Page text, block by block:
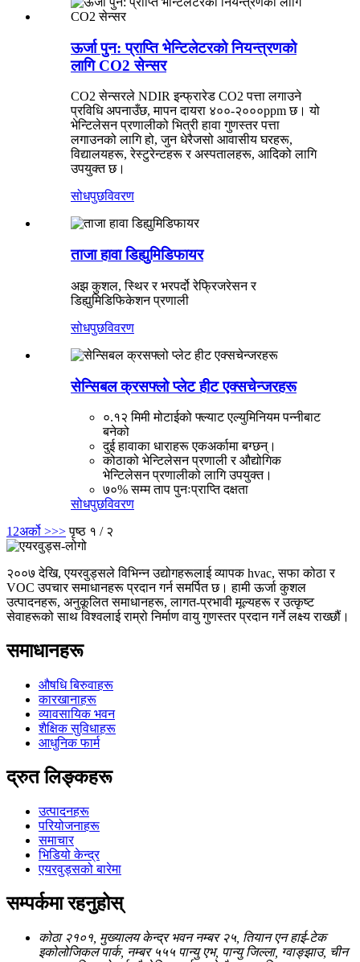
ऊर्जा पुन: प्राप्ति भेन्टिलेटरको नियन्त्रणको
लागि CO2 सेन्सर
CO2 सेन्सरले NDIR इन्फ्रारेड CO2 पत्ता लगाउने
प्रविधि अपनाउँछ, मापन दायरा ४००-२०००ppm छ। यो
भेन्टिलेसन प्रणालीको भित्री हावा गुणस्तर पत्ता
लगाउनको लागि हो, जुन धेरैजसो आवासीय घरहरू,
विद्यालयहरू, रेस्टुरेन्टहरू र अस्पतालहरू, आदिको लागि
उपयुक्त छ।
सोधपुछविवरण
ताजा हावा डिह्युमिडिफायर
अझ कुशल, स्थिर र भरपर्दो रेफ्रिजरेसन र
डिह्युमिडिफिकेशन प्रणाली
सोधपुछविवरण
सेन्सिबल क्रसफ्लो प्लेट हीट एक्सचेन्जरहरू
०.१२ मिमी मोटाईको फ्ल्याट एल्युमिनियम पन्नीबाट
बनेको
दुई हावाका धाराहरू एकअर्कामा बग्छन्।
कोठाको भेन्टिलेसन प्रणाली र औद्योगिक
भेन्टिलेसन प्रणालीको लागि उपयुक्त।
७०% सम्म ताप पुनःप्राप्ति दक्षता
सोधपुछविवरण
1 2अर्को >>> पृष्ठ १ / २
२००७ देखि, एयरवुड्सले विभिन्न उद्योगहरूलाई व्यापक hvac, सफा कोठा र
VOC उपचार समाधानहरू प्रदान गर्न समर्पित छ। हामी ऊर्जा कुशल
उत्पादनहरू, अनुकूलित समाधानहरू, लागत-प्रभावी मूल्यहरू र उत्कृष्ट
सेवाहरूको साथ विश्वलाई राम्रो निर्माण वायु गुणस्तर प्रदान गर्ने लक्ष्य राख्छौं।
समाधानहरू
औषधि बिरुवाहरू
कारखानाहरू
व्यावसायिक भवन
शैक्षिक सुविधाहरू
आधुनिक फार्म
द्रुत लिङ्कहरू
उत्पादनहरू
परियोजनाहरू
समाचार
भिडियो केन्द्र
एयरवुड्सको बारेमा
सम्पर्कमा रहनुहोस्
कोठा २१०१, मुख्यालय केन्द्र भवन नम्बर २५, तियान एन हाई-टेक
इकोलोजिकल पार्क, नम्बर ५५५ पान्यु एभ, पान्यु जिल्ला, ग्वाङ्झाउ, चीन